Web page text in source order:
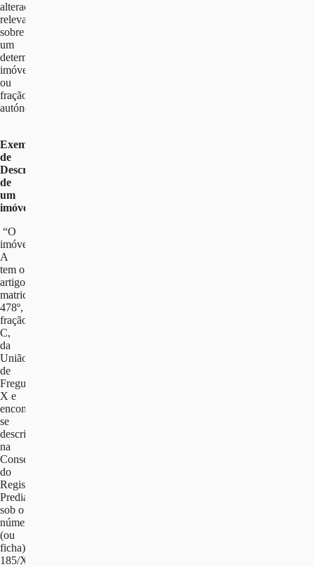
alterações
relevantes
sobre
um
determinado
imóvel
ou
fração
autónoma.
Exemplo
de
Descrição
de
um
imóvel:
“O
imóvel
A
tem o
artigo
matricial
478º,
fração
C,
da
União
de
Freguesias
X e
encontra-
se
descrito
na
Conservatória
do
Registo
Predial
sob o
número
(ou
ficha)
185/X.”